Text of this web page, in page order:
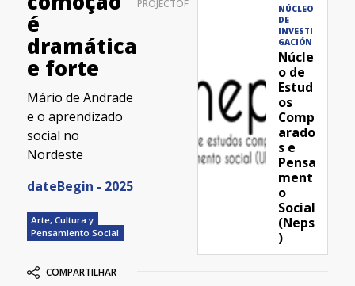
é
dramática
e forte
Mário de Andrade
e o aprendizado
social no
Nordeste
dateBegin - 2025
Arte, Cultura y
Pensamiento Social
COMPARTILHAR
PROJECTOF
NÚCLEO
DE
INVESTI
GACIÓN
Núcle
o de
Estud
os
Comp
arado
s e
Pensa
ment
o
Social
(Neps
)